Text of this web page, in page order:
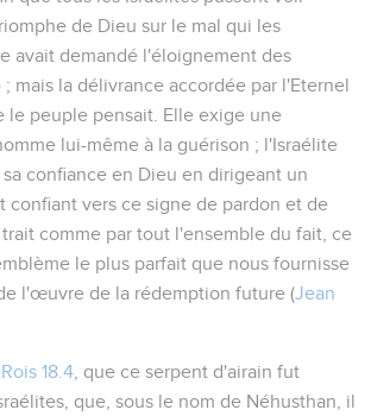
de Dieu sur le mal qui les
avait demandé l'éloignement des
; mais la délivrance accordée par l'Eternel
le peuple pensait. Elle exige une
lui-même à la guérison ; l'Israélite
confiance en Dieu en dirigeant un
confiant vers ce signe de pardon et de
comme par tout l'ensemble du fait, ce
le plus parfait que nous fournisse
l'œuvre de la rédemption future (Jean
18.4 , que ce serpent d'airain fut
que, sous le nom de Néhusthan, il